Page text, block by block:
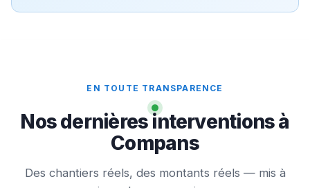
EN TOUTE TRANSPARENCE
Nos dernières interventions à
Compans
Des chantiers réels, des montants réels — mis à